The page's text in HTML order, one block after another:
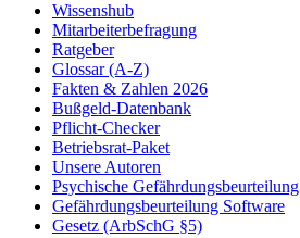
Wissenshub
Mitarbeiterbefragung
Ratgeber
Glossar (A-Z)
Fakten & Zahlen 2026
Bußgeld-Datenbank
Pflicht-Checker
Betriebsrat-Paket
Unsere Autoren
Psychische Gefährdungsbeurteilung
Gefährdungsbeurteilung Software
Gesetz (ArbSchG §5)